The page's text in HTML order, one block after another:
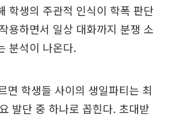
학생의 주관적 인식이 학폭 판단
용하면서 일상 대화까지 분쟁 소
분석이 나온다.
면 학생들 사이의 생일파티는 최
발단 중 하나로 꼽힌다. 초대받